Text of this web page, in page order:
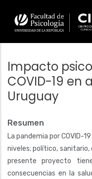
contenido
principal
Impacto
COVID-19 en
Uruguay
Resumen
La pandemia por COVID-
niveles; político, sanitario,
presente proyecto
consecuencias en la